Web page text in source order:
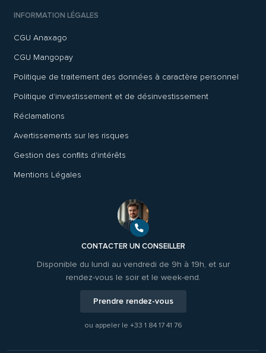
INFORMATION LÉGALES
CGU Anaxago
CGU Mangopay
Politique de traitement des données à caractère personnel
Politique d'investissement et de désinvestissement
Réclamations
Avertissements sur les risques
Gestion des conflits d'intérêts
Mentions Légales
CONTACTER UN CONSEILLER
Disponible du lundi au vendredi de 9h à 19h, et sur
rendez-vous le soir et le week-end.
Prendre rendez-vous
ou appeler le +33 1 84 17 41 76